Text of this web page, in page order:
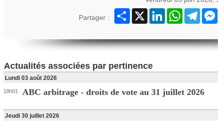
Partager :
Partager
X LinkedInWhatsApp
Actualités associées par pertinence
Lundi 03 août 2026
18h01 ABC arbitrage - droits de vote au 31 juillet 2026
Jeudi 30 juillet 2026